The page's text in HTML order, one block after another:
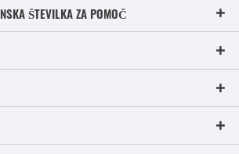
ŠTEVILKA ZA POMOČ